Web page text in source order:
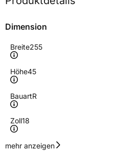
Dimension
Breite255
Höhe45
BauartR
Zoll18
Geschwindigkeitsindex
mehr anzeigen